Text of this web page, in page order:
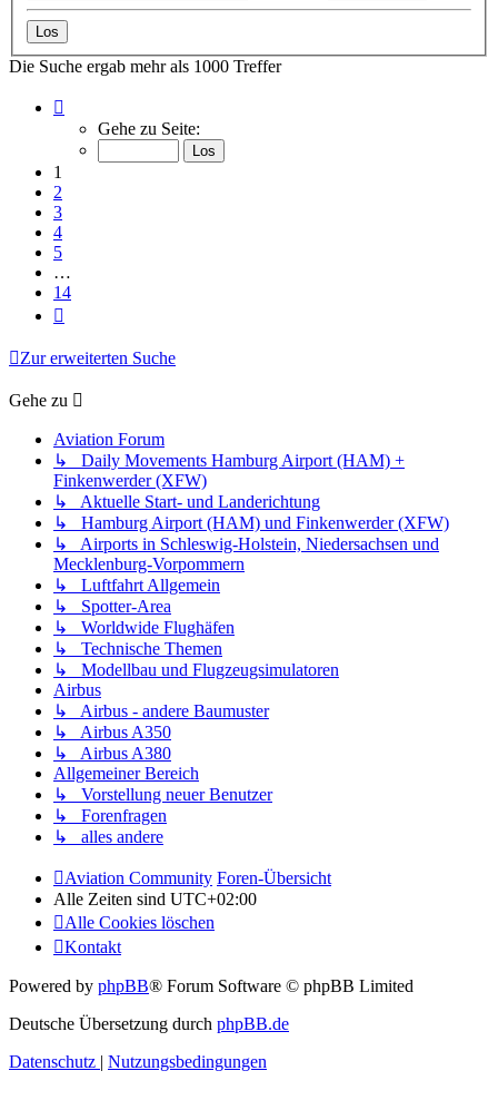
Die Suche ergab mehr als 1000 Treffer
von
Gehe zu Seite:
1
2
3
4
5
…
14
Zur erweiterten Suche
Gehe zu
Aviation Forum
↳ Daily Movements Hamburg Airport (HAM) +
Finkenwerder (XFW)
↳ Aktuelle Start- und Landerichtung
↳ Hamburg Airport (HAM) und Finkenwerder (XFW)
↳ Airports in Schleswig-Holstein, Niedersachsen und
Mecklenburg-Vorpommern
↳ Luftfahrt Allgemein
↳ Spotter-Area
↳ Worldwide Flughäfen
↳ Technische Themen
↳ Modellbau und Flugzeugsimulatoren
Airbus
↳ Airbus - andere Baumuster
↳ Airbus A350
↳ Airbus A380
Allgemeiner Bereich
↳ Vorstellung neuer Benutzer
↳ Forenfragen
↳ alles andere
Aviation Community Foren-Übersicht
Alle Zeiten sind UTC+02:00
Alle Cookies löschen
Kontakt
Powered by phpBB® Forum Software © phpBB Limited
Deutsche Übersetzung durch phpBB.de
Datenschutz
Nutzungsbedingungen